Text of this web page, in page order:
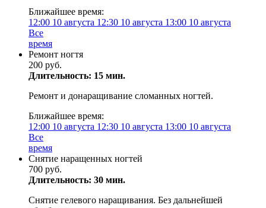
Ближайшее время:
12:00 10 августа 12:30 10 августа 13:00 10 августа
Все
время
Ремонт ногтя
200 руб.
Длительность: 15 мин.
Ремонт и донаращивание сломанных ногтей.
Ближайшее время:
12:00 10 августа 12:30 10 августа 13:00 10 августа
Все
время
Снятие наращенных ногтей
700 руб.
Длительность: 30 мин.
Снятие гелевого наращивания. Без дальнейшей